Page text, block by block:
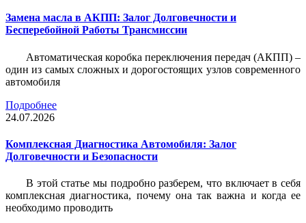
Замена масла в АКПП: Залог Долговечности и
Бесперебойной Работы Трансмиссии
Автоматическая коробка переключения передач (АКПП) –
один из самых сложных и дорогостоящих узлов современного
автомобиля
Подробнее
24.07.2026
Комплексная Диагностика Автомобиля: Залог
Долговечности и Безопасности
В этой статье мы подробно разберем, что включает в себя
комплексная диагностика, почему она так важна и когда ее
необходимо проводить